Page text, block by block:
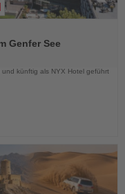
Genfer See
und künftig als NYX Hotel geführt